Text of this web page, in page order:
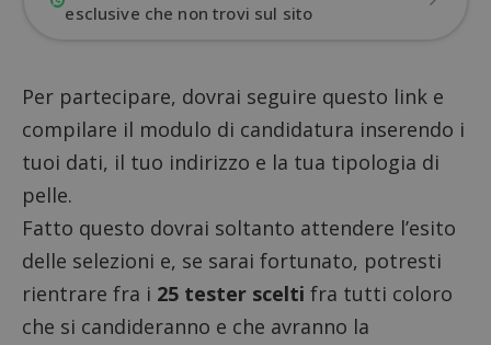
esclusive che non trovi sul sito
Per partecipare, dovrai seguire questo link e
compilare il modulo di candidatura inserendo i
tuoi dati, il tuo indirizzo e la tua tipologia di
pelle.
Fatto questo dovrai soltanto attendere l’esito
delle selezioni e, se sarai fortunato, potresti
rientrare fra i 25 tester scelti fra tutti coloro
che si candideranno e che avranno la